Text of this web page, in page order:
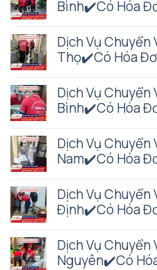
Bình✔️Có Hóa
Dịch Vụ Chuyển
Thọ✔️Có Hóa
Dịch Vụ Chuyển
Bình✔️Có Hóa
Dịch Vụ Chuyển
Nam✔️Có Hóa
Dịch Vụ Chuyển
Định✔️Có Hóa
Dịch Vụ Chuyển
Nguyên✔️Có